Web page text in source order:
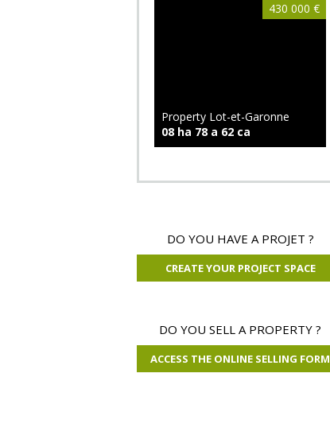
430 000 €
Property Lot-et-Garonne
08 ha 78 a 62 ca
DO YOU HAVE A PROJET ?
CREATE YOUR PROJECT SPACE
DO YOU SELL A PROPERTY ?
ACCESS THE ONLINE SELLING FORM